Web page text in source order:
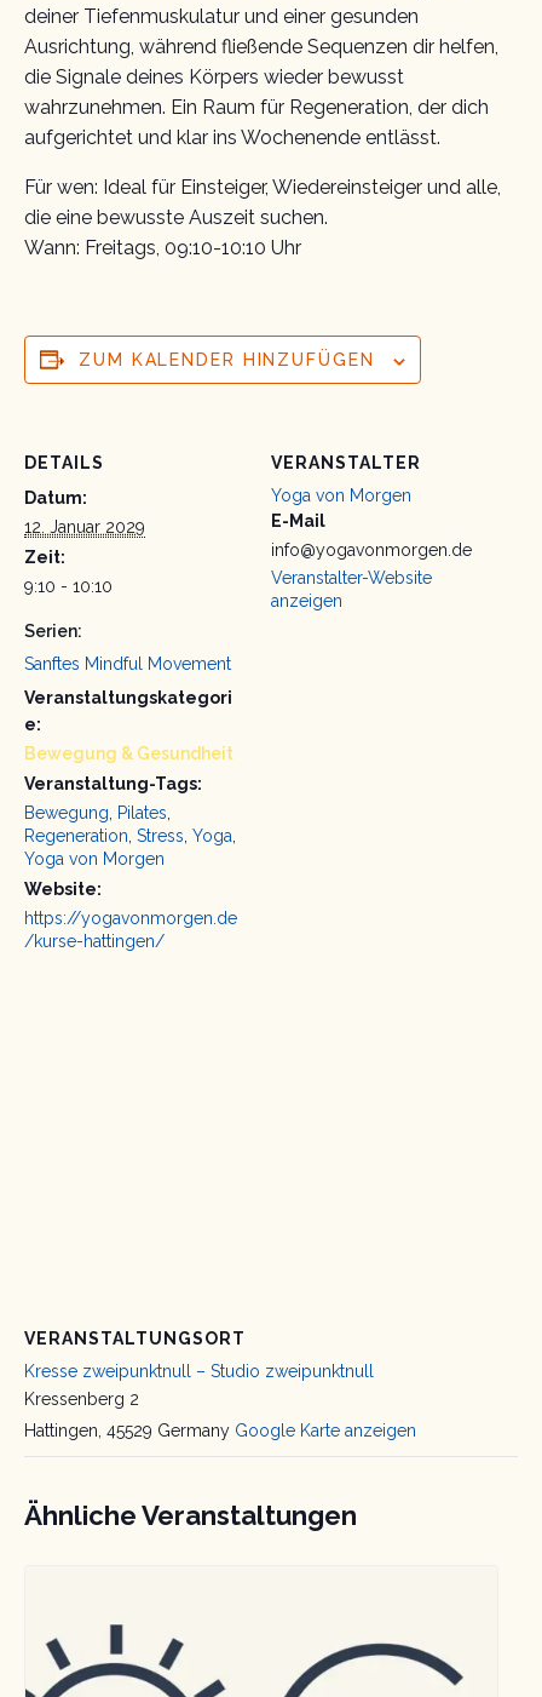
deiner Tiefenmuskulatur und einer gesunden
Ausrichtung, während fließende Sequenzen dir helfen,
die Signale deines Körpers wieder bewusst
wahrzunehmen. Ein Raum für Regeneration, der dich
aufgerichtet und klar ins Wochenende entlässt.
Für wen: Ideal für Einsteiger, Wiedereinsteiger und alle,
die eine bewusste Auszeit suchen.
Wann: Freitags, 09:10-10:10 Uhr
ZUM KALENDER HINZUFÜGEN
DETAILS
Datum:
12. Januar 2029
Zeit:
9:10 - 10:10
Serien:
Sanftes Mindful Movement
Veranstaltungskategori
e:
Bewegung & Gesundheit
Veranstaltung-Tags:
Bewegung, Pilates,
Regeneration, Stress, Yoga,
Yoga von Morgen
Website:
https://yogavonmorgen.de
/kurse-hattingen/
VERANSTALTER
Yoga von Morgen
E-Mail
info@yogavonmorgen.de
Veranstalter-Website
anzeigen
VERANSTALTUNGSORT
Kresse zweipunktnull – Studio zweipunktnull
Kressenberg 2
Hattingen, 45529 Germany Google Karte anzeigen
Ähnliche Veranstaltungen